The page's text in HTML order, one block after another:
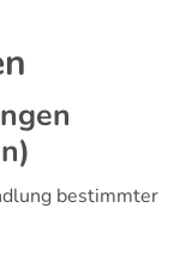
bestimmter